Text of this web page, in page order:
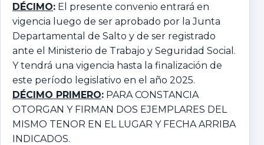
DÉCIMO: El presente convenio entrará en
vigencia luego de ser aprobado por la Junta
Departamental de Salto y de ser registrado
ante el Ministerio de Trabajo y Seguridad Social.
Y tendrá una vigencia hasta la finalización de
este período legislativo en el año 2025.
DÉCIMO PRIMERO: PARA CONSTANCIA
OTORGAN Y FIRMAN DOS EJEMPLARES DEL
MISMO TENOR EN EL LUGAR Y FECHA ARRIBA
INDICADOS.